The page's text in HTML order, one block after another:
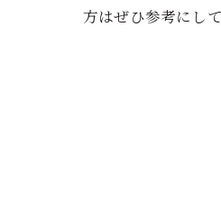
方はぜひ参考にし